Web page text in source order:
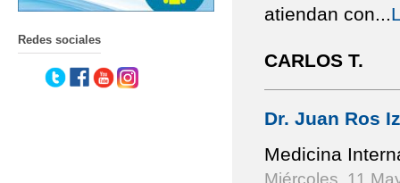
Redes sociales
atiendan con
CARLOS T.
Dr. Juan Ros
Medicina
Miércoles, 11